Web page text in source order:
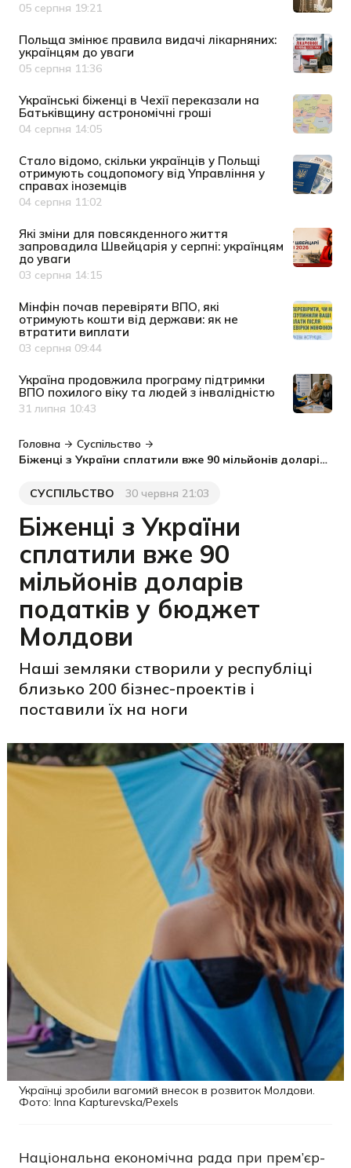
Дата публікації
05 серпня 19:21
Польща змінює правила видачі лікарняних:
українцям до уваги
Дата публікації
05 серпня 11:36
Українські біженці в Чехії переказали на
Батьківщину астрономічні гроші
Дата публікації
04 серпня 14:05
Cтало відомо, скільки українців у Польщі
отримують соцдопомогу від Управління у
справах іноземців
Дата публікації
04 серпня 11:02
Які зміни для повсякденного життя
запровадила Швейцарія у серпні: українцям
до уваги
Дата публікації
03 серпня 14:15
Мінфін почав перевіряти ВПО, які
отримують кошти від держави: як не
втратити виплати
Дата публікації
03 серпня 09:44
Україна продовжила програму підтримки
ВПО похилого віку та людей з інвалідністю
Дата публікації
31 липня 10:43
Головна
Суспільство
Біженці з України сплатили вже 90 мільйонів доларів податків у бюджет Молдови
Категорія
СУСПІЛЬСТВО
Дата публікації30 червня 21:03
Біженці з України
сплатили вже 90
мільйонів доларів
податків у бюджет
Молдови
Наші земляки створили у республіці
близько 200 бізнес-проектів і
поставили їх на ноги
Українці зробили вагомий внесок в розвиток Молдови.
Фото: Inna Kapturevska/Pexels
Національна економічна рада при прем’єр-